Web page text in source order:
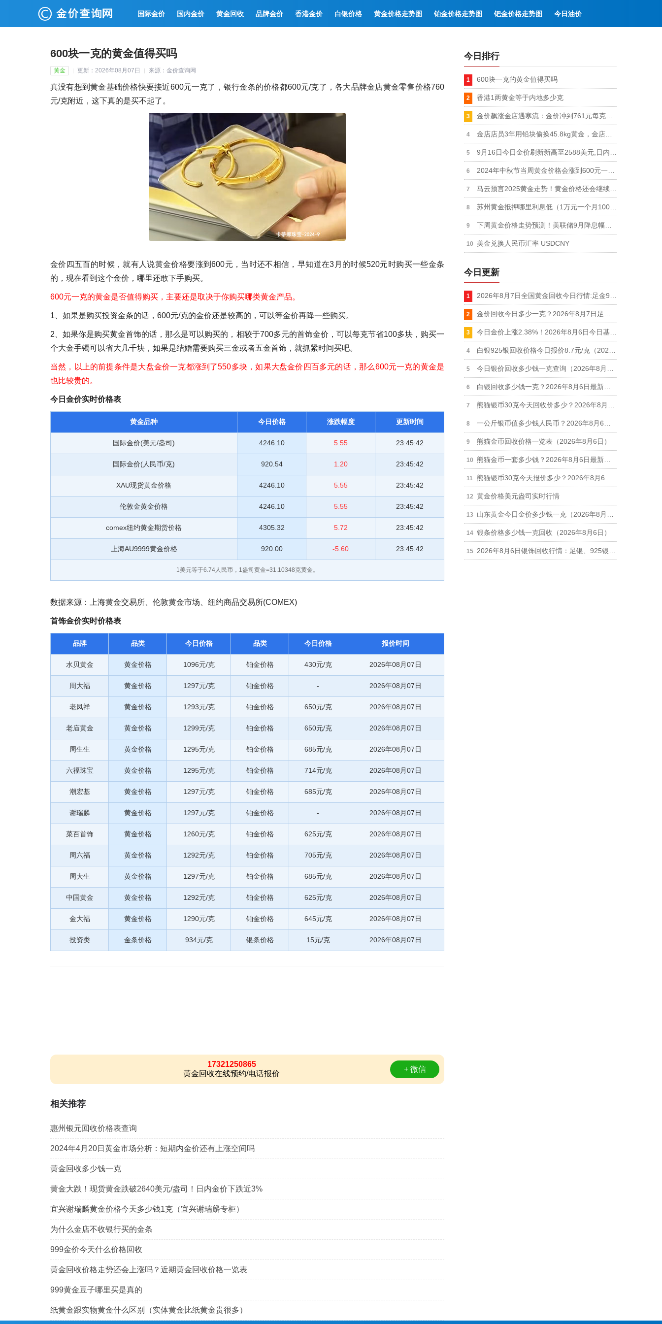
国际金价 国内金价 黄金回收 品牌金价 香港金价 白银价格 黄金价格走势图 铂金价格走势图 钯金价格走势图 今日油价
600块一克的黄金值得买吗
黄金 更新：2026年08月07日 来源：金价查询网
真没有想到黄金基础价格快要接近600元一克了，银行金条的价格都600元/克了，各大品牌金店黄金零售价格760
元/克附近，这下真的是买不起了。
金价四五百的时候，就有人说黄金价格要涨到600元，当时还不相信，早知道在3月的时候520元时购买一些金条
的，现在看到这个金价，哪里还敢下手购买。
600元一克的黄金是否值得购买，主要还是取决于你购买哪类黄金产品。
1、如果是购买投资金条的话，600元/克的金价还是较高的，可以等金价再降一些购买。
2、如果你是购买黄金首饰的话，那么是可以购买的，相较于700多元的首饰金价，可以每克节省100多块，购买一
个大金手镯可以省大几千块，如果是结婚需要购买三金或者五金首饰，就抓紧时间买吧。
当然，以上的前提条件是大盘金价一克都涨到了550多块，如果大盘金价四百多元的话，那么600元一克的黄金是
也比较贵的。
今日金价实时价格表
黄金品种 今日价格 涨跌幅度 更新时间
国际金价(美元/盎司) 4246.10 5.55 23:45:42
国际金价(人民币/克) 920.54 1.20 23:45:42
XAU现货黄金价格 4246.10 5.55 23:45:42
伦敦金黄金价格 4246.10 5.55 23:45:42
comex纽约黄金期货价格 4305.32 5.72 23:45:42
上海AU9999黄金价格 920.00 -5.60 23:45:42
1美元等于6.74人民币，1盎司黄金=31.10348克黄金。
数据来源：上海黄金交易所、伦敦黄金市场、纽约商品交易所(COMEX)
首饰金价实时价格表
品牌 品类 今日价格 品类 今日价格 报价时间
水贝黄金 黄金价格 1096元/克 铂金价格 430元/克 2026年08月07日
周大福 黄金价格 1297元/克 铂金价格 - 2026年08月07日
老凤祥 黄金价格 1293元/克 铂金价格 650元/克 2026年08月07日
老庙黄金 黄金价格 1299元/克 铂金价格 650元/克 2026年08月07日
周生生 黄金价格 1295元/克 铂金价格 685元/克 2026年08月07日
六福珠宝 黄金价格 1295元/克 铂金价格 714元/克 2026年08月07日
潮宏基 黄金价格 1297元/克 铂金价格 685元/克 2026年08月07日
谢瑞麟 黄金价格 1297元/克 铂金价格 - 2026年08月07日
菜百首饰 黄金价格 1260元/克 铂金价格 625元/克 2026年08月07日
周六福 黄金价格 1292元/克 铂金价格 705元/克 2026年08月07日
周大生 黄金价格 1297元/克 铂金价格 685元/克 2026年08月07日
中国黄金 黄金价格 1292元/克 铂金价格 625元/克 2026年08月07日
金大福 黄金价格 1290元/克 铂金价格 645元/克 2026年08月07日
投资类 金条价格 934元/克 银条价格 15元/克 2026年08月07日
17321250865
黄金回收在线预约/电话报价
+ 微信
相关推荐
惠州银元回收价格表查询
2024年4月20日黄金市场分析：短期内金价还有上涨空间吗
黄金回收多少钱一克
黄金大跌！现货黄金跌破2640美元/盎司！日内金价下跌近3%
宜兴谢瑞麟黄金价格今天多少钱1克（宜兴谢瑞麟专柜）
为什么金店不收银行买的金条
999金价今天什么价格回收
黄金回收价格走势还会上涨吗？近期黄金回收价格一览表
999黄金豆子哪里买是真的
纸黄金跟实物黄金什么区别（实体黄金比纸黄金贵很多）
今日排行
600块一克的黄金值得买吗
香港1两黄金等于内地多少克
美金兑换人民币汇率 USDCNY
今日更新
熊猫金币回收价格一览表（2026年8月6日）
黄金价格美元盎司实时行情
银条价格多少钱一克回收（2026年8月6日）